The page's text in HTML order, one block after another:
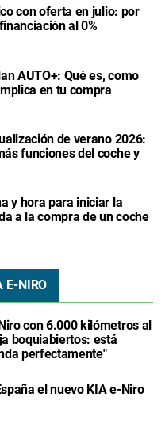
con oferta en julio: por
al 0%
AUTO+: Qué es, como
en tu compra
de verano 2026:
funciones del coche y
y hora para iniciar la
a la compra de un coche
E-NIRO
con 6.000 kilómetros al
boquiabiertos: está
perfectamente"
el nuevo KIA e-Niro